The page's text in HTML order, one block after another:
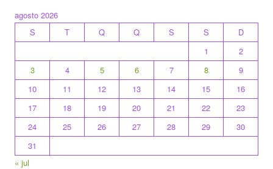
agosto 2026
S
T Q Q S S
D
1
2
3
4 5 6 7 8
9
10
11 12 13 14 15
16
17
18 19 20 21 22
23
24
25 26 27 28 29
30
31
« jul